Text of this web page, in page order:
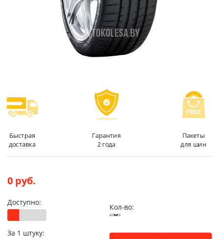
Быстрая
доставка
Гарантия
2 года
Пакеты
для шин
0 руб.
Доступно:
Кол-во:
За 1 штуку: